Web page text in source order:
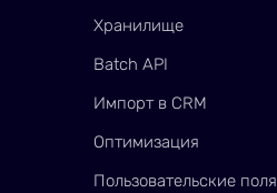
Хранилище
Batch API
Импорт в CRM
Оптимизация
Пользовательские поля